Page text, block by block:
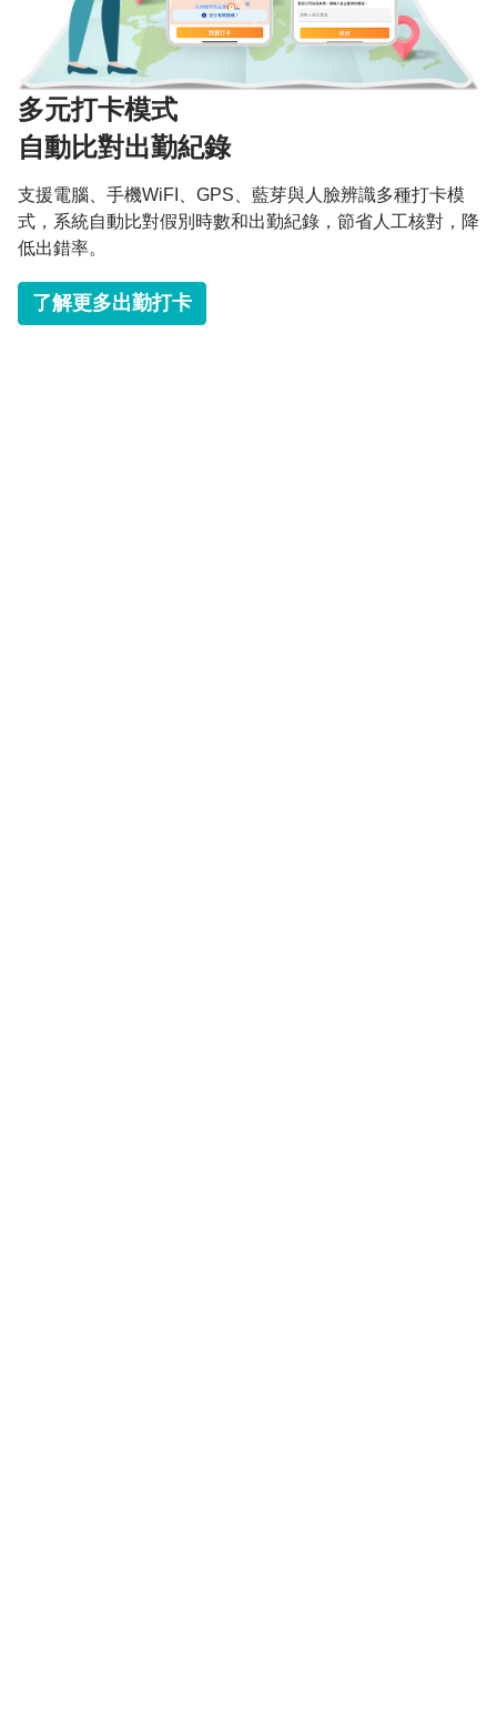
多元打卡模式
自動比對出勤紀錄
支援電腦、手機WiFI、GPS、藍芽與人臉辨識多種打卡模
式，系統自動比對假別時數和出勤紀錄，節省人工核對，降
低出錯率。
了解更多出勤打卡